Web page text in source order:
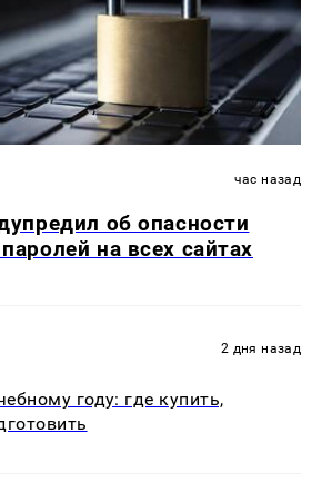
час назад
об опасности
на всех сайтах
2 дня назад
году: где купить,